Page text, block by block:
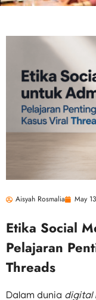
Aisyah Rosmalia May
Etika Social
Pelajaran
Threads
Dalam dunia digital